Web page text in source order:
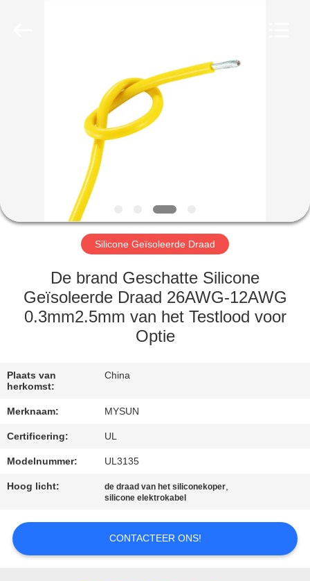
PRODUCTEN
ONGEVEER
FABRIEKSREIS
KWALITEITSCONTROLE
CONTACTEER
VERZOEK
OM EEN
SITEMAP
POLICY
Silicone Geïsoleerde Draad
De brand Geschatte Silicone
Geïsoleerde Draad 26AWG-12AWG
0.3mm2.5mm van het Testlood voor
Optie
Plaats van
herkomst:
China
Merknaam: MYSUN
Certificering: UL
Modelnummer: UL3135
Hoog licht: de draad van het siliconekoper,
silicone elektrokabel
CONTACTEER ONS!